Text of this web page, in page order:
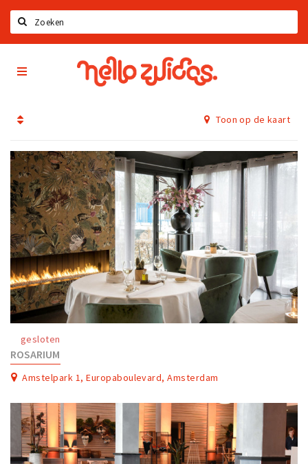
Home
Upcoming events
Offers & Deals
Restaurants
Bars
Hotels
Shops
Live
Work
Education
Magazine
Columns
Hello
Zuidas
App
Toon op de kaart
gesloten
ROSARIUM
Amstelpark 1, Europaboulevard, Amsterdam